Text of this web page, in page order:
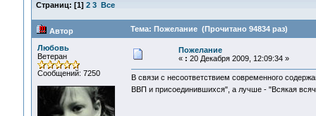
Страниц: [1] 2 3 Все
Автор Тема: Пожелание (Прочитано 94834 раз)
Любовь
Ветеран
Сообщений: 7250
Пожелание
« : 20 Декабря 2009, 12:09:34 »
В связи с несоответствием современного
ВВП и присоединившихся", а лучше - "Всякая